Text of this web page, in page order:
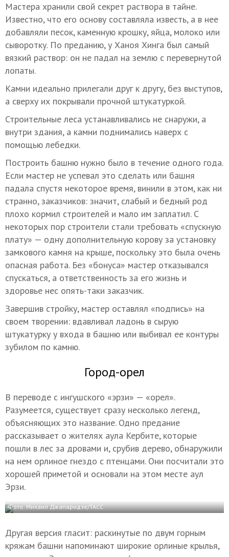
Мастера хранили свой секрет раствора в тайне.
Известно, что его основу составляла известь, а в нее
добавляли песок, каменную крошку, яйца, молоко или
сыворотку. По преданию, у Ханоя Хинга был самый
вязкий раствор: он не падал на землю с перевернутой
лопаты.
Камни идеально прилегали друг к другу, без выступов,
а сверху их покрывали прочной штукатуркой.
Строительные леса устанавливались не снаружи, а
внутри здания, а камни поднимались наверх с
помощью лебедки.
Построить башню нужно было в течение одного года.
Если мастер не успевал это сделать или башня
падала спустя некоторое время, винили в этом, как ни
странно, заказчиков: значит, слабый и бедный род
плохо кормил строителей и мало им заплатил. С
некоторых пор строители стали требовать «спускную
плату» — одну дополнительную корову за установку
замкового камня на крыше, поскольку это была очень
опасная работа. Без «бонуса» мастер отказывался
спускаться, а ответственность за его жизнь и
здоровье нес опять-таки заказчик.
Завершив стройку, мастер оставлял «подпись» на
своем творении: вдавливал ладонь в сырую
штукатурку у входа в башню или выбивал ее контуры
зубилом по камню.
Город-орел
В переводе с ингушского «эрзи» — «орел».
Разумеется, существует сразу несколько легенд,
объясняющих это название. Одно предание
рассказывает о жителях аула Кербите, которые
пошли в лес за дровами и, срубив дерево, обнаружили
на нем орлиное гнездо с птенцами. Они посчитали это
хорошей приметой и основали на этом месте аул
Эрзи.
Фото: Михаил Джапаридзе/ТАСС
Другая версия гласит: раскинутые по двум горным
кряжам башни напоминают широкие орлиные крылья,